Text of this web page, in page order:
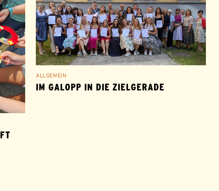
A
ALLGEMEIN
IM GALOPP IN DIE ZIELGERADE